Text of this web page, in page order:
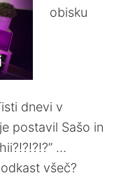
obisku
dnevi v
postavil Sašo in
…
všeč?